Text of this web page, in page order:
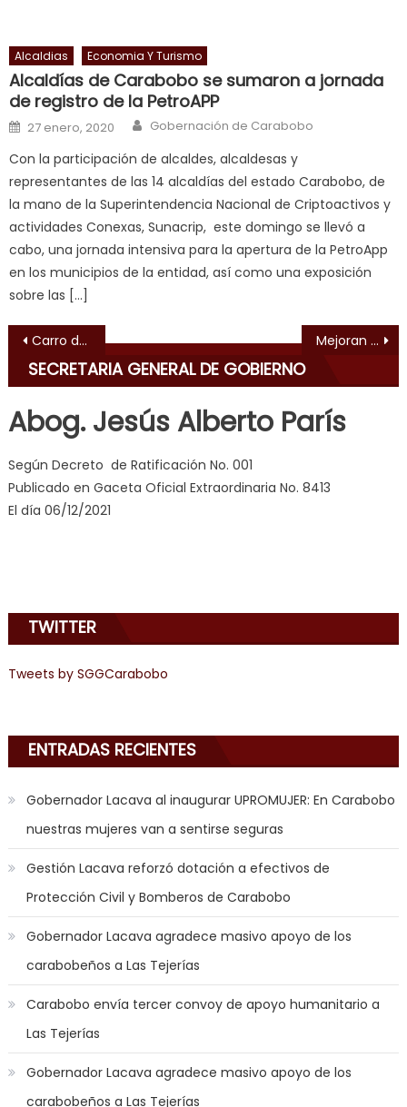
long
hard
fuck,
सच
indian
erotic
videos
pono
doido,
sinful
joys
of
anal
am
mood
play
a
jerk
off
game
with
you
joi
nana
nakamura
gets
Alcaldias Economia Y Turismo
Alcaldías de Carabobo se sumaron a jornada
de registro de la PetroAPP
Posted on
27 enero, 2020 Author
Gobernación de Carabobo
Con la participación de alcaldes, alcaldesas y
representantes de las 14 alcaldías del estado Carabobo, de
la mano de la Superintendencia Nacional de Criptoactivos y
actividades Conexas, Sunacrip, este domingo se llevó a
cabo, una jornada intensiva para la apertura de la PetroApp
en los municipios de la entidad, así como una exposición
sobre las […]
Navegación de entradas
Carro de Drácula continúa supervisión en establecimientos comerciales de la ciudad Mejoran espacios para pacientes del Centro de Atención Pediátrica “María Torres”
SECRETARIA GENERAL DE GOBIERNO
Abog. Jesús Alberto París
Según Decreto de Ratificación No. 001
Publicado en Gaceta Oficial Extraordinaria No. 8413
El día 06/12/2021
TWITTER
Tweets by SGGCarabobo
ENTRADAS RECIENTES
Gobernador Lacava al inaugurar UPROMUJER: En Carabobo
nuestras mujeres van a sentirse seguras
Gestión Lacava reforzó dotación a efectivos de
Protección Civil y Bomberos de Carabobo
Gobernador Lacava agradece masivo apoyo de los
carabobeños a Las Tejerías
Carabobo envía tercer convoy de apoyo humanitario a
Las Tejerías
Gobernador Lacava agradece masivo apoyo de los
carabobeños a Las Tejerías